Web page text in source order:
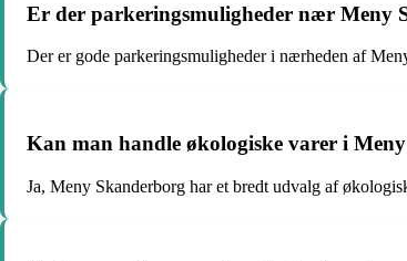
Er der parkeringsmuligheder nær Meny
Der er gode parkeringsmuligheder i nærheden af
Kan man handle økologiske varer i
Ja, Meny Skanderborg har et bredt udvalg af